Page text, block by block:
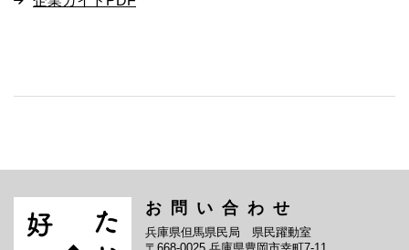
お問い合わせ
兵庫県但馬県民局 県民躍動室